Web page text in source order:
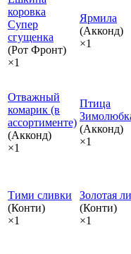
коровка
Супер
сгущенка
(Рот Фронт)
×1
Ярмила
(Акконд)
×1
Отважный
комарик (в
ассортименте)
(Акконд)
×1
Птица
(Акконд)
×1
Тими сливки
(Конти)
×1
Золотая
(Конти)
×1